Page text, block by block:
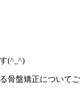
(^_^)
骨盤矯正についてご